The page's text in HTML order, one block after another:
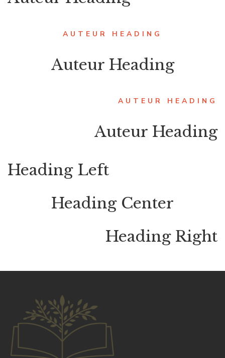
AUTEUR HEADING
Auteur Heading
AUTEUR HEADING
Auteur Heading
Heading Left
Heading Center
Heading Right